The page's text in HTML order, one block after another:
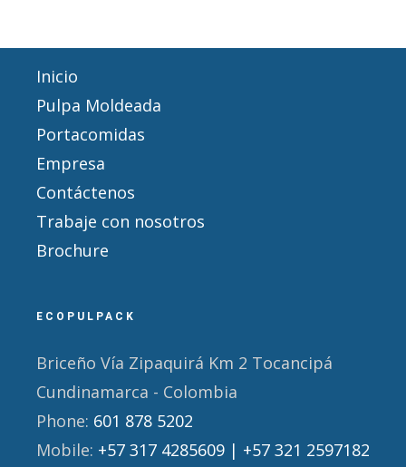
Inicio
Pulpa Moldeada
Portacomidas
Empresa
Contáctenos
Trabaje con nosotros
Brochure
ECOPULPACK
Briceño Vía Zipaquirá Km 2 Tocancipá
Cundinamarca - Colombia
Phone: 601 878 5202
Mobile: +57 317 4285609 | +57 321 2597182